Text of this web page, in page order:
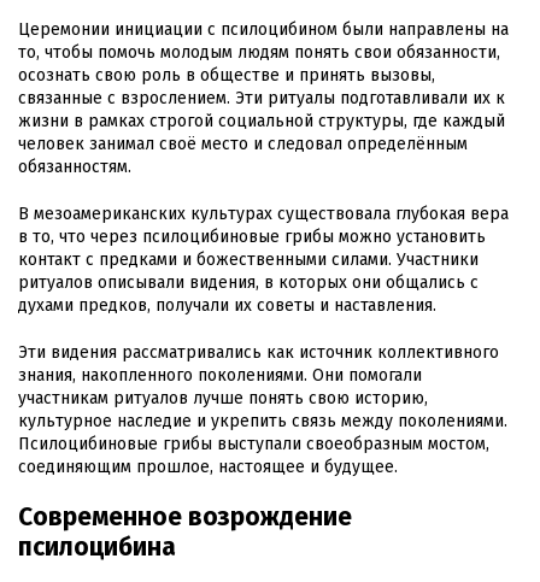
Церемонии инициации с псилоцибином были направлены на
то, чтобы помочь молодым людям понять свои обязанности,
осознать свою роль в обществе и принять вызовы,
связанные с взрослением. Эти ритуалы подготавливали их к
жизни в рамках строгой социальной структуры, где каждый
человек занимал своё место и следовал определённым
обязанностям.
В мезоамериканских культурах существовала глубокая вера
в то, что через псилоцибиновые грибы можно установить
контакт с предками и божественными силами. Участники
ритуалов описывали видения, в которых они общались с
духами предков, получали их советы и наставления.
Эти видения рассматривались как источник коллективного
знания, накопленного поколениями. Они помогали
участникам ритуалов лучше понять свою историю,
культурное наследие и укрепить связь между поколениями.
Псилоцибиновые грибы выступали своеобразным мостом,
соединяющим прошлое, настоящее и будущее.
Современное возрождение
псилоцибина